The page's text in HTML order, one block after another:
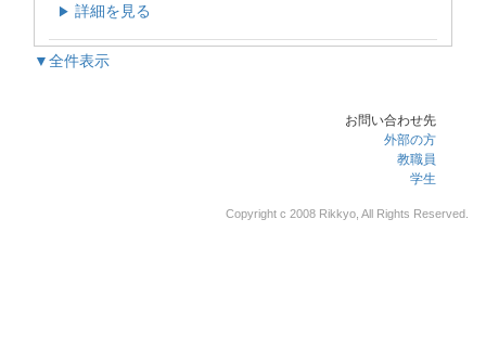
▶ 詳細を見る
▼全件表示
お問い合わせ先
外部の方
教職員
学生
Copyright c 2008 Rikkyo, All Rights Reserved.